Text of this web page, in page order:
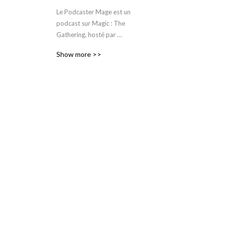
Le Podcaster Mage est un
podcast sur Magic : The
Gathering, hosté par
Mery, deux joueurs
Show more >>